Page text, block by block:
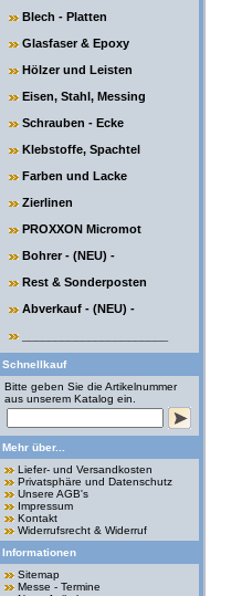
Blech - Platten
Glasfaser & Epoxy
Hölzer und Leisten
Eisen, Stahl, Messing
Schrauben - Ecke
Klebstoffe, Spachtel
Farben und Lacke
Zierlinen
PROXXON Micromot
Bohrer - (NEU) -
Rest & Sonderposten
Abverkauf - (NEU) -
Schnellkauf
Bitte geben Sie die Artikelnummer
aus unserem Katalog ein.
Mehr über...
Liefer- und Versandkosten
Privatsphäre und Datenschutz
Unsere AGB's
Impressum
Kontakt
Widerrufsrecht & Widerruf
Informationen
Sitemap
Messe - Termine